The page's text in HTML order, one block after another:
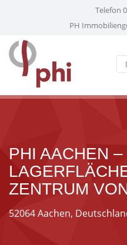
Telefon
PH
PHI AACHEN –
AGERFLÄCHE
ENTRUM VON
52064 Aachen,